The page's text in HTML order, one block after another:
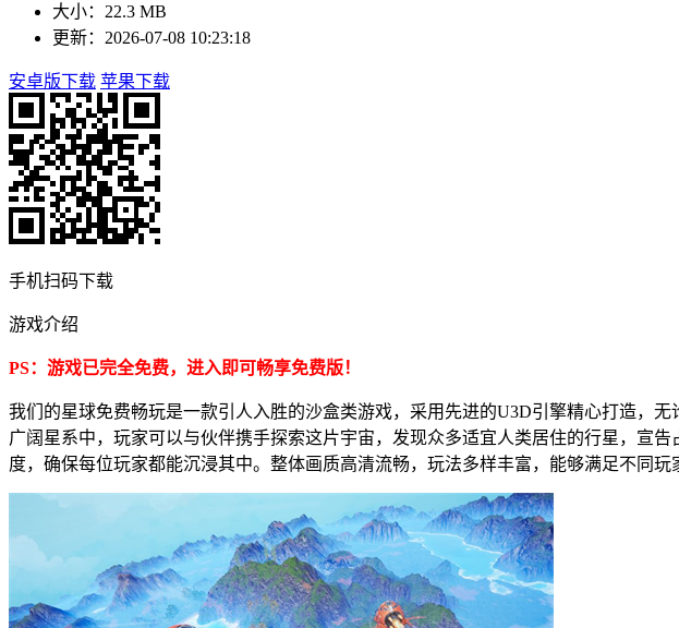
大小：22.3 MB
更新：2026-07-08 10:23:18
安卓版下载 苹果下载
手机扫码下载
游戏介绍
PS：游戏已完全免费，进入即可畅享免费版！
我们的星球免费畅玩是一款引人入胜的沙盒类游戏，采用先进的U3D引擎精心打造，
广阔星系中，玩家可以与伙伴携手探索这片宇宙，发现众多适宜人类居住的行星，宣
度，确保每位玩家都能沉浸其中。整体画质高清流畅，玩法多样丰富，能够满足不同玩